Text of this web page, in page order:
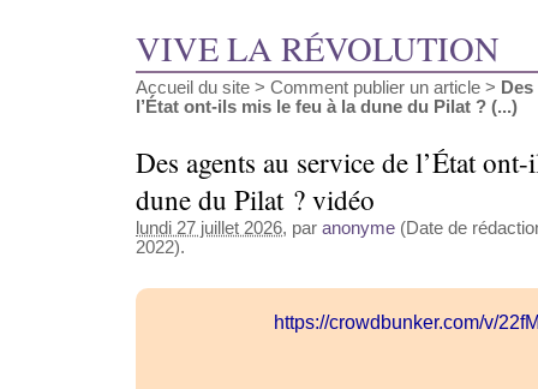
VIVE LA RÉVOLUTION
Accueil du site > Comment publier un article >
l’État ont-ils mis le feu à la dune du Pilat ? (...)
Des agents au service de l’État
dune du Pilat ? vidéo
lundi 27 juillet 2026, par anonyme (Date de
2022).
https://crowdbunker.com/v/